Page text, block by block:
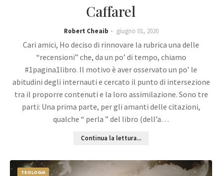
Caffarel
Robert Cheaib giugno 01, 2020
Cari amici, Ho deciso di rinnovare la rubrica una delle
“recensioni” che, da un po’ di tempo, chiamo
#1pagina1libro. Il motivo è aver osservato un po’ le
abitudini degli internauti e cercato il punto di intersezione
tra il proporre contenuti e la loro assimilazione. Sono tre
parti: Una prima parte, per gli amanti delle citazioni,
qualche “ perla ” del libro (dell’a…
Continua la lettura...
TEOLOGIA